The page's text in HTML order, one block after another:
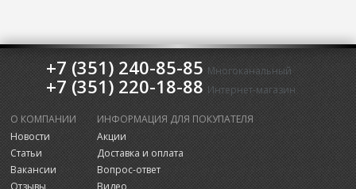
+7 (351) 240-85-85 Многоканальный
+7 (351) 220-18-88 Интернет-магазин
О КОМПАНИИ
Новости
Статьи
Вакансии
ИНФОРМАЦИЯ ДЛЯ ПОКУПАТЕЛЯ
Акции
Доставка и оплата
Вопрос-ответ